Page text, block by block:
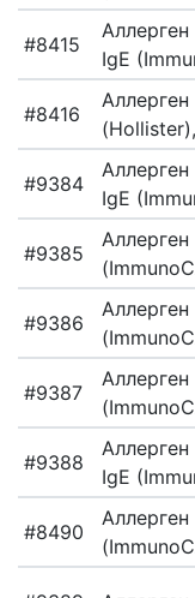
#8415
IgE
#8416
#9384
IgE
#9385
#9386
#9387
#9388
IgE
#8490